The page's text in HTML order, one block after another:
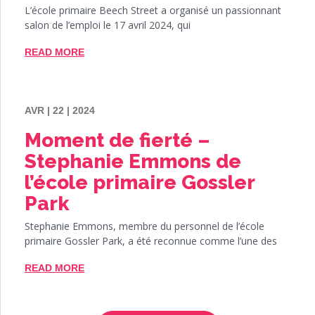
L’école primaire Beech Street a organisé un passionnant
salon de l’emploi le 17 avril 2024, qui
READ MORE
AVR | 22 | 2024
Moment de fierté –
Stephanie Emmons de
l’école primaire Gossler
Park
Stephanie Emmons, membre du personnel de l’école
primaire Gossler Park, a été reconnue comme l’une des
READ MORE